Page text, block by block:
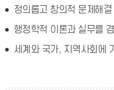
정의롭고 창의적 문제해
행정학적 이론과 실무를
세계와 국가, 지역사회에